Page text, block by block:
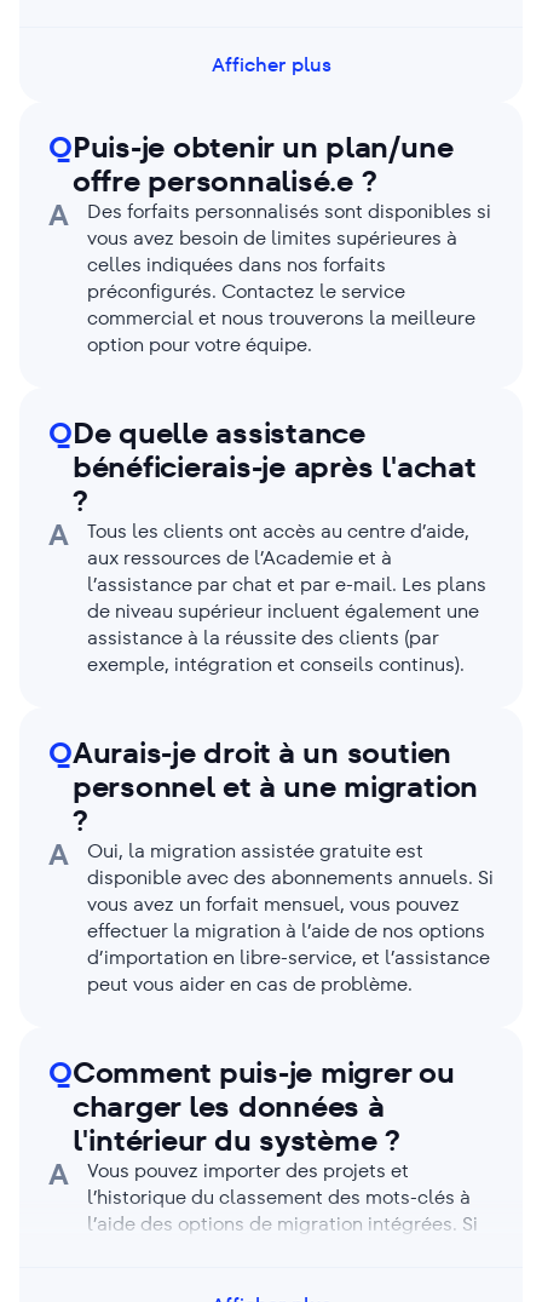
utilisez des liens invités lorsque l’accès en
Afficher plus
QPuis-je obtenir un plan/une
offre personnalisé.e ?
A
Des forfaits personnalisés sont disponibles si
vous avez besoin de limites supérieures à
celles indiquées dans nos forfaits
préconfigurés. Contactez le service
commercial et nous trouverons la meilleure
option pour votre équipe.
QDe quelle assistance
bénéficierais-je après l'achat
?
A
Tous les clients ont accès au centre d’aide,
aux ressources de l’Academie et à
l’assistance par chat et par e-mail. Les plans
de niveau supérieur incluent également une
assistance à la réussite des clients (par
exemple, intégration et conseils continus).
QAurais-je droit à un soutien
personnel et à une migration
?
A
Oui, la migration assistée gratuite est
disponible avec des abonnements annuels. Si
vous avez un forfait mensuel, vous pouvez
effectuer la migration à l’aide de nos options
d’importation en libre-service, et l’assistance
peut vous aider en cas de problème.
QComment puis-je migrer ou
charger les données à
l'intérieur du système ?
A
Vous pouvez importer des projets et
l’historique du classement des mots-clés à
l’aide des options de migration intégrées. Si